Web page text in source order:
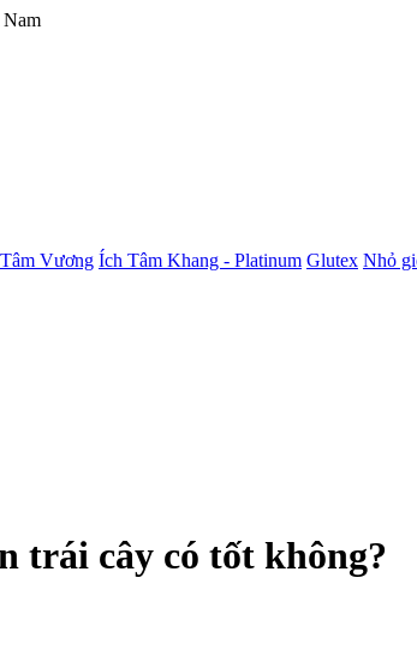
Vương Ích Tâm Khang - Platinum Glutex Nhỏ
trái cây có tốt không?